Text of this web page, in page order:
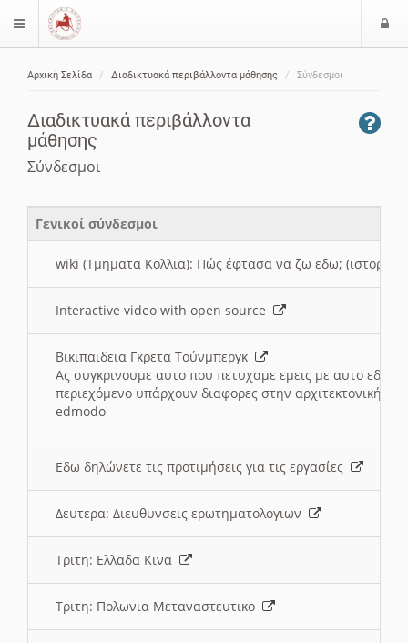
$langMenu
Αρχική Σελίδα Διαδικτυακά περιβάλλοντα μάθησης Σύνδεσμοι
Διαδικτυακά περιβάλλοντα
μάθησης
Σύνδεσμοι
Γενικοί σύνδεσμοι
wiki (Τμηματα Κολλια): Πώς έφτασα να ζω εδω; (ιστορια)
Interactive video with open source
Βικιπαιδεια Γκρετα Τούνμπεργκ
Ας συγκρινουμε αυτο που πετυχαμε εμεις με αυτο εδω
περιεχόμενο υπάρχουν διαφορες στην αρχιτεκτονική
edmodo
Εδω δηλώνετε τις προτιμήσεις για τις εργασίες
Δευτερα: Διευθυνσεις ερωτηματολογιων
Τριτη: Ελλαδα Κινα
Τριτη: Πολωνια Μεταναστευτικο